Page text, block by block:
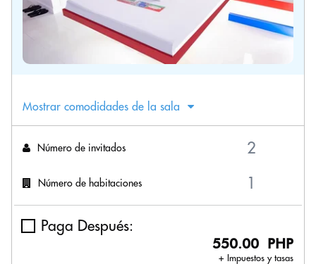
Mostrar comodidades de la sala
Número de invitados
Número de habitaciones
Paga Después:
550.00 PHP
+ Impuestos y tasas